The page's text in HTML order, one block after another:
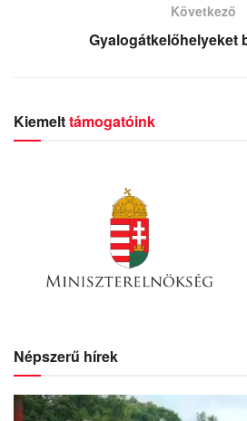
Következő
Gyalogátkelőhelyeket
Kiemelttámogatóink
Népszerű hírek